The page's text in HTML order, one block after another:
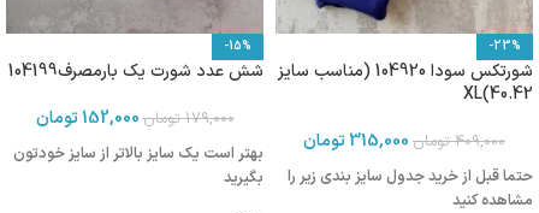
-23%
شورتکس سودا 104920 (مناسب سایز
40.42)XL
409,000 تومان 315,000تومان
حتما قبل از خرید جدول سایز بندی زیر را
مشاهده کنید
-15%
شش عدد شورت یک بارمصرف104199
179,000 تومان152,000تومان
بهتر است یک سایز بالاتر از سایز خودتون
بگیرید